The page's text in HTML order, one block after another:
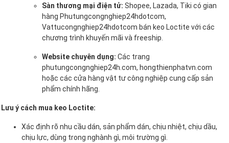
Sàn thương mại điện tử: Shopee, Lazada, Tiki có gian
hàng Phutungcongnghiep24hdotcom,
Vattucongnghiep24hdotcom bán keo Loctite với các
chương trình khuyến mãi và freeship.
Website chuyên dụng: Các trang
phutungcongnghiep24h.com, hongthienphatvn.com
hoặc các cửa hàng vật tư công nghiệp cung cấp sản
phẩm chính hãng.
Lưu ý cách mua keo Loctite:
Xác định rõ nhu cầu dán, sản phẩm dán, chịu nhiệt, chịu dầu,
chịu lực, dùng trong nghành gì, môi trường gì.